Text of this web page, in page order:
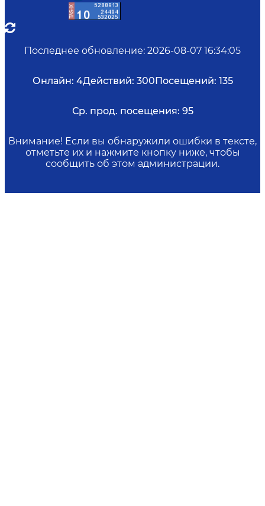
Последнее обновление: 2026-08-07 16:34:05
Онлайн: 4Действий: 300Посещений: 135
Ср. прод. посещения: 95
Внимание! Если вы обнаружили ошибки в тексте,
отметьте их и нажмите кнопку ниже, чтобы
сообщить об этом администрации.